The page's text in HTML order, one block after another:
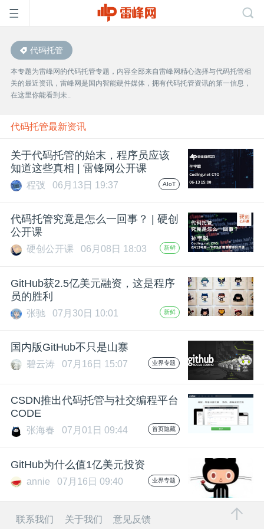
首
页
雷
峰
公
课
动
中
GAIR
专
代码托管
本专题为雷峰网的代码托管专题，内容全部来自雷峰网精心选择与代码托管相
关的最近资讯，雷峰网是国内智能硬件媒体，拥有代码托管资讯的第一信息，
在这里你能看到未..
代码托管最新资讯
关于代码托管的始末，程序员应该
知道这些真相 | 雷锋网公开课
程弢 06月13日 19:37 AIoT
代码托管究竟是怎么一回事？ | 硬创
公开课
硬创公开课 06月08日 18:03 新鲜
GitHub获2.5亿美元融资，这是程序
员的胜利
张驰 07月30日 10:01 新鲜
国内版GitHub不只是山寨
碧云涛 07月16日 15:07 业界专题
CSDN推出代码托管与社交编程平台
CODE
张海春 07月01日 09:44 首页隐藏
GitHub为什么值1亿美元投资
annie 07月16日 09:40 业界专题
联系我们 关于我们 意见反馈